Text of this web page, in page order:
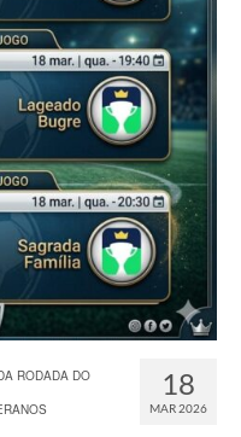
18
MAR 2026
RODADA DO